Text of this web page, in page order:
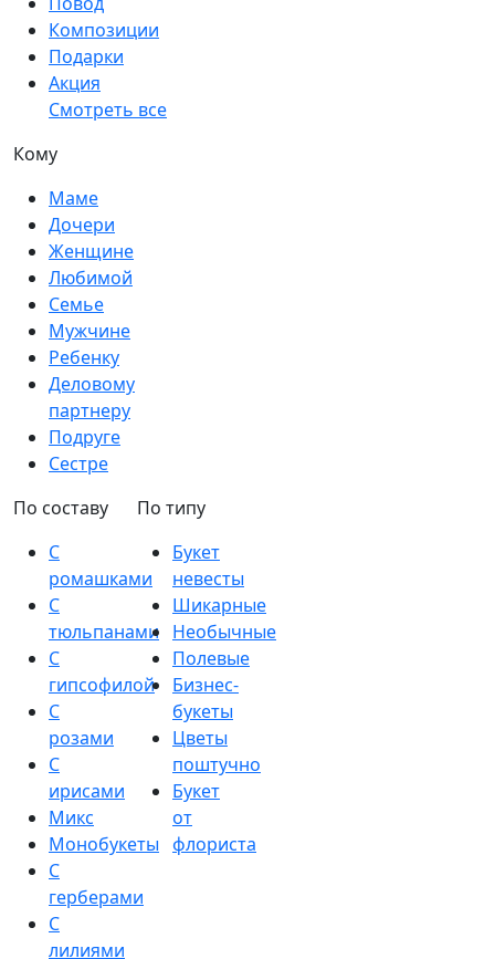
Композиции
Подарки
Акция
Смотреть все
Кому
Маме
Дочери
Женщине
Любимой
Семье
Мужчине
Ребенку
Деловому
партнеру
Подруге
Сестре
По составу
С
ромашками
С
тюльпанами
С
гипсофилой
С
розами
С
ирисами
Микс
Монобукеты
С
герберами
С
лилиями
По типу
Букет
невесты
Шикарные
Необычные
Полевые
Бизнес-
букеты
Цветы
поштучно
Букет
от
флориста